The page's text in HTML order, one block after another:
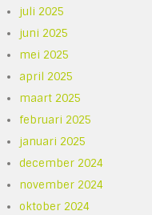
juli 2025
juni 2025
mei 2025
april 2025
maart 2025
februari 2025
januari 2025
december 2024
november 2024
oktober 2024